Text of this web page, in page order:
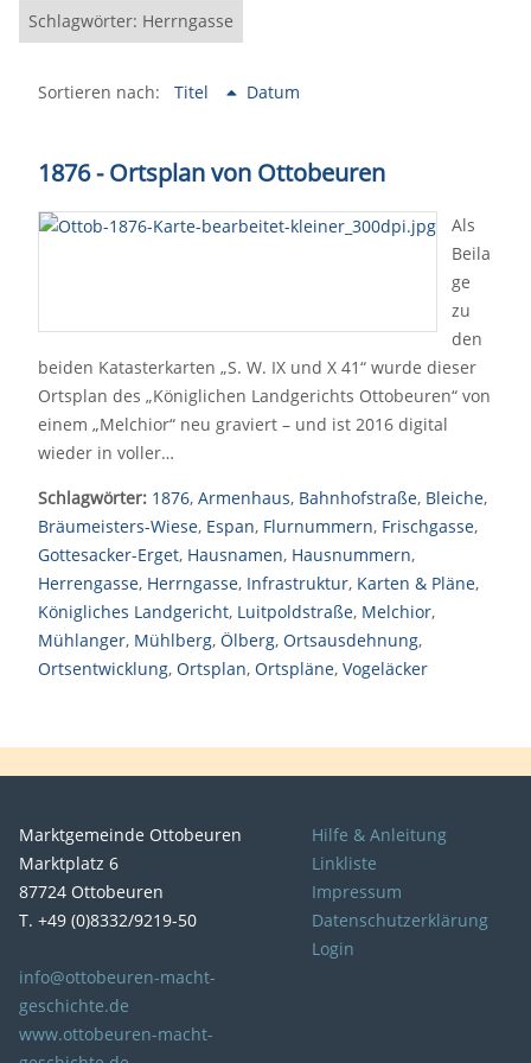
Schlagwörter: Herrngasse
Sortieren nach: Titel Datum
1876 - Ortsplan von Ottobeuren
Als
Beila
ge
zu
den
beiden Katasterkarten „S. W. IX und X 41“ wurde dieser
Ortsplan des „Königlichen Landgerichts Ottobeuren“ von
einem „Melchior“ neu graviert – und ist 2016 digital
wieder in voller…
Schlagwörter: 1876, Armenhaus, Bahnhofstraße, Bleiche,
Bräumeisters-Wiese, Espan, Flurnummern, Frischgasse,
Gottesacker-Erget, Hausnamen, Hausnummern,
Herrengasse, Herrngasse, Infrastruktur, Karten & Pläne,
Königliches Landgericht, Luitpoldstraße, Melchior,
Mühlanger, Mühlberg, Ölberg, Ortsausdehnung,
Ortsentwicklung, Ortsplan, Ortspläne, Vogeläcker
Marktgemeinde Ottobeuren
Marktplatz 6
87724 Ottobeuren
T. +49 (0)8332/9219-50
info@ottobeuren-macht-
geschichte.de
www.ottobeuren-macht-
Hilfe & Anleitung
Linkliste
Impressum
Datenschutzerklärung
Login